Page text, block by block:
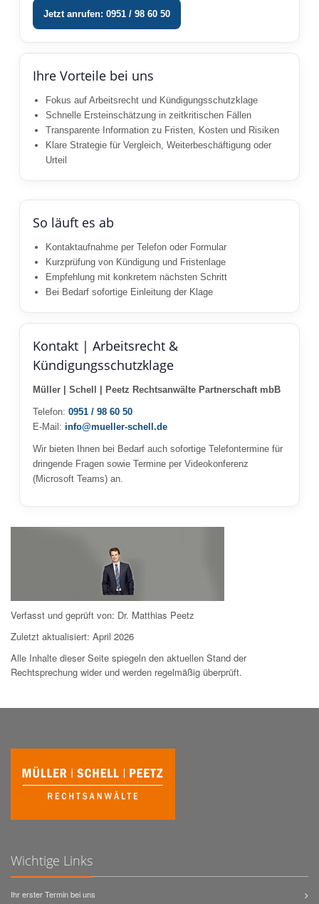
Jetzt anrufen: 0951 / 98 60 50
Ihre Vorteile bei uns
Fokus auf Arbeitsrecht und Kündigungsschutzklage
Schnelle Ersteinschätzung in zeitkritischen Fällen
Transparente Information zu Fristen, Kosten und Risiken
Klare Strategie für Vergleich, Weiterbeschäftigung oder
Urteil
So läuft es ab
Kontaktaufnahme per Telefon oder Formular
Kurzprüfung von Kündigung und Fristenlage
Empfehlung mit konkretem nächsten Schritt
Bei Bedarf sofortige Einleitung der Klage
Kontakt | Arbeitsrecht &
Kündigungsschutzklage
Müller | Schell | Peetz Rechtsanwälte Partnerschaft mbB
Telefon: 0951 / 98 60 50
E-Mail: info@mueller-schell.de
Wir bieten Ihnen bei Bedarf auch sofortige Telefontermine für
dringende Fragen sowie Termine per Videokonferenz
(Microsoft Teams) an.
Verfasst und geprüft von: Dr. Matthias Peetz
Zuletzt aktualisiert: April 2026
Alle Inhalte dieser Seite spiegeln den aktuellen Stand der
Rechtsprechung wider und werden regelmäßig überprüft.
Wichtige Links
Ihr erster Termin bei uns